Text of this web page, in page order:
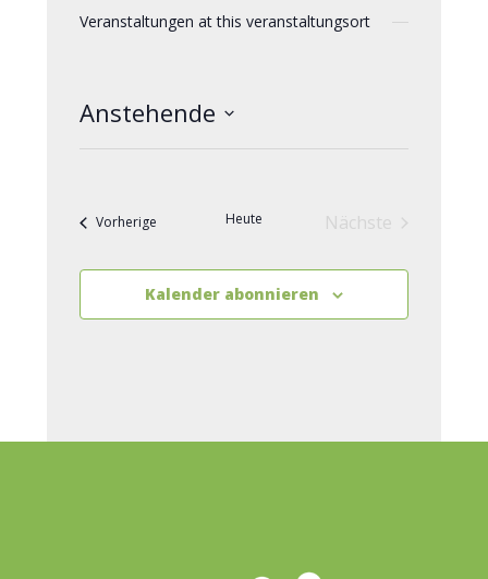
Veranstaltungen at this veranstaltungsort
Anstehende
Vorherige Veranstaltungen
Heute
Nächste
Kalender abonnieren